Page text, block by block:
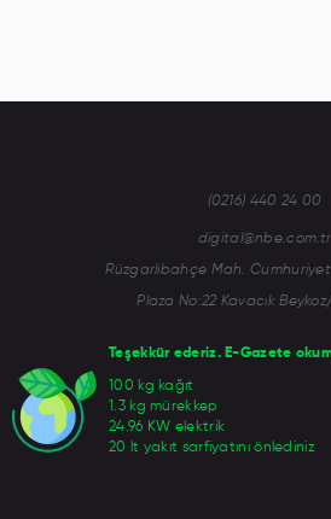
Teşekkür ederiz. E-Gazete
100 kg kağıt
1.3 kg mürekkep
24.96 KW elektrik
20 lt yakıt sarfiyatını önlediniz
(0216) 440 24 00
digital@nbe.com.tr
Rüzgarlıbahçe Mah.
Plaza No:22 Kavacık